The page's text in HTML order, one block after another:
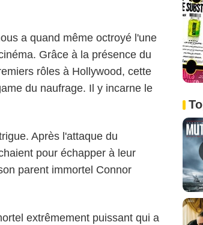
a quand même octroyé l'une
Grâce à la présence du
rôles à Hollywood, cette
du naufrage. Il y incarne le
Après l'attaque du
pour échapper à leur
parent immortel Connor
extrêmement puissant qui a